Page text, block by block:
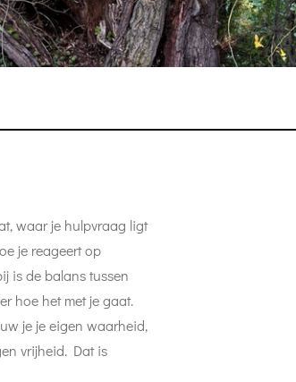
waar je hulpvraag ligt
je reageert op
is de balans tussen
hoe het met je gaat.
je je eigen waarheid,
vrijheid. Dat is